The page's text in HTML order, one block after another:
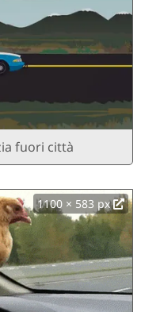
fuori città
1100 × 583 px